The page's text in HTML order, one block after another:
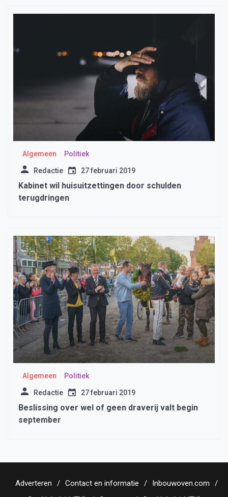
Algemeen Politiek
Redactie 27 februari 2019
Kabinet wil huisuitzettingen door schulden
terugdringen
Algemeen Politiek
Redactie 27 februari 2019
Beslissing over wel of geen draverij valt begin
september
Adverteren Contact en informatie
Inbouwoven.com